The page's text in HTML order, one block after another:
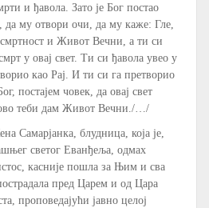
и ђавола. Зато је Бог постао
да му отвори очи, да му каже: Гле,
и Живот Вечни, а ти си
у овај свет. Ти си ђавола увео у
као Рај. И ти си га претворио
постајем човек, да овај свет
теби дам Живот Вечни./…/
Самарјанка, блудница, која је,
светог Еванђеља, одмах
касније пошла за Њим и сва
пред Царем и од Цара
проповедајући јавно целој